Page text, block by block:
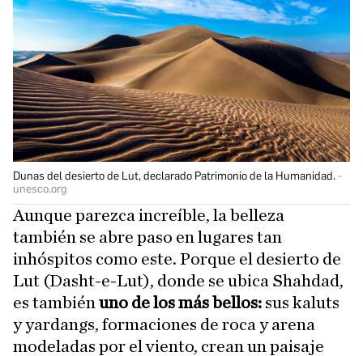
Dunas del desierto de Lut, declarado Patrimonio de la Humanidad.
unesco.org
Aunque parezca increíble, la belleza
también se abre paso en lugares tan
inhóspitos como este. Porque el desierto de
Lut (Dasht-e-Lut), donde se ubica Shahdad,
es también uno de los más bellos: sus kaluts
y yardangs, formaciones de roca y arena
modeladas por el viento, crean un paisaje